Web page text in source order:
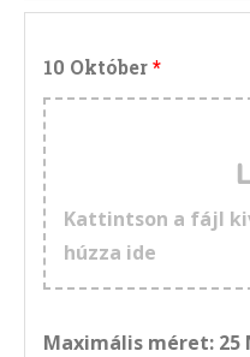
10 Október
Kattintson a fájl
húzza ide
Maximális méret: 25